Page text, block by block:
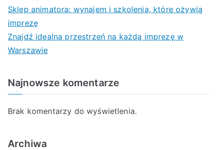
Sklep animatora: wynajem i szkolenia, które ożywią
imprezę
Znajdź idealną przestrzeń na każdą imprezę w
Warszawie
Najnowsze komentarze
Brak komentarzy do wyświetlenia.
Archiwa